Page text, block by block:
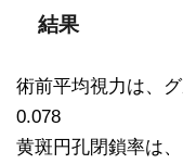
結果
術前平均視力は、
0.078
黄斑円孔閉鎖率は